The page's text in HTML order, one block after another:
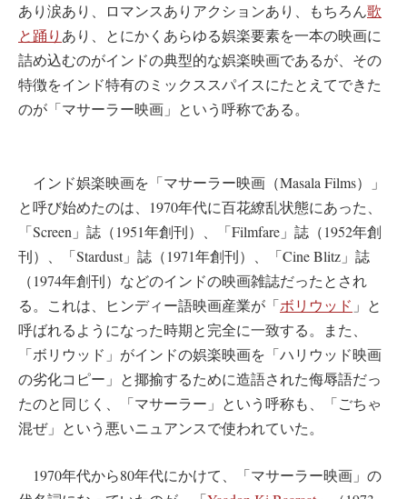
あり涙あり、ロマンスありアクションあり、もちろん歌
と踊り あり、とにかくあらゆる娯楽要素を一本の映画に
詰め込むのがインドの典型的な娯楽映画であるが、その
特徴をインド特有のミックススパイスにたとえてできた
のが「マサーラー映画」という呼称である。
インド娯楽映画を「マサーラー映画（Masala Films）」
と呼び始めたのは、1970年代に百花繚乱状態にあった、
「Screen」誌（1951年創刊）、「Filmfare」誌（1952年創
刊）、「Stardust」誌（1971年創刊）、「Cine Blitz」誌
（1974年創刊）などのインドの映画雑誌だったとされ
る。これは、ヒンディー語映画産業が「ボリウッド 」と
呼ばれるようになった時期と完全に一致する。また、
「ボリウッド」がインドの娯楽映画を「ハリウッド映画
の劣化コピー」と揶揄するために造語された侮辱語だっ
たのと同じく、「マサーラー」という呼称も、「ごちゃ
混ぜ」という悪いニュアンスで使われていた。
1970年代から80年代にかけて、「マサーラー映画」の